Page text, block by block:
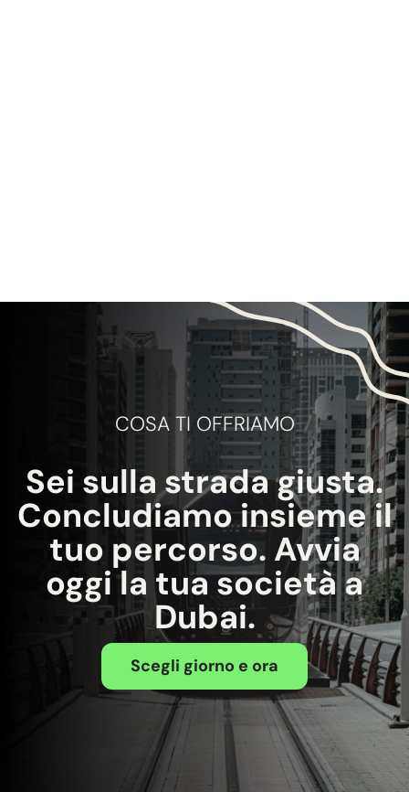
COSA TI OFFRIAMO
Sei sulla strada giusta.
Concludiamo insieme il
tuo percorso. Avvia
oggi la tua società a
Dubai.
Scegli giorno e ora